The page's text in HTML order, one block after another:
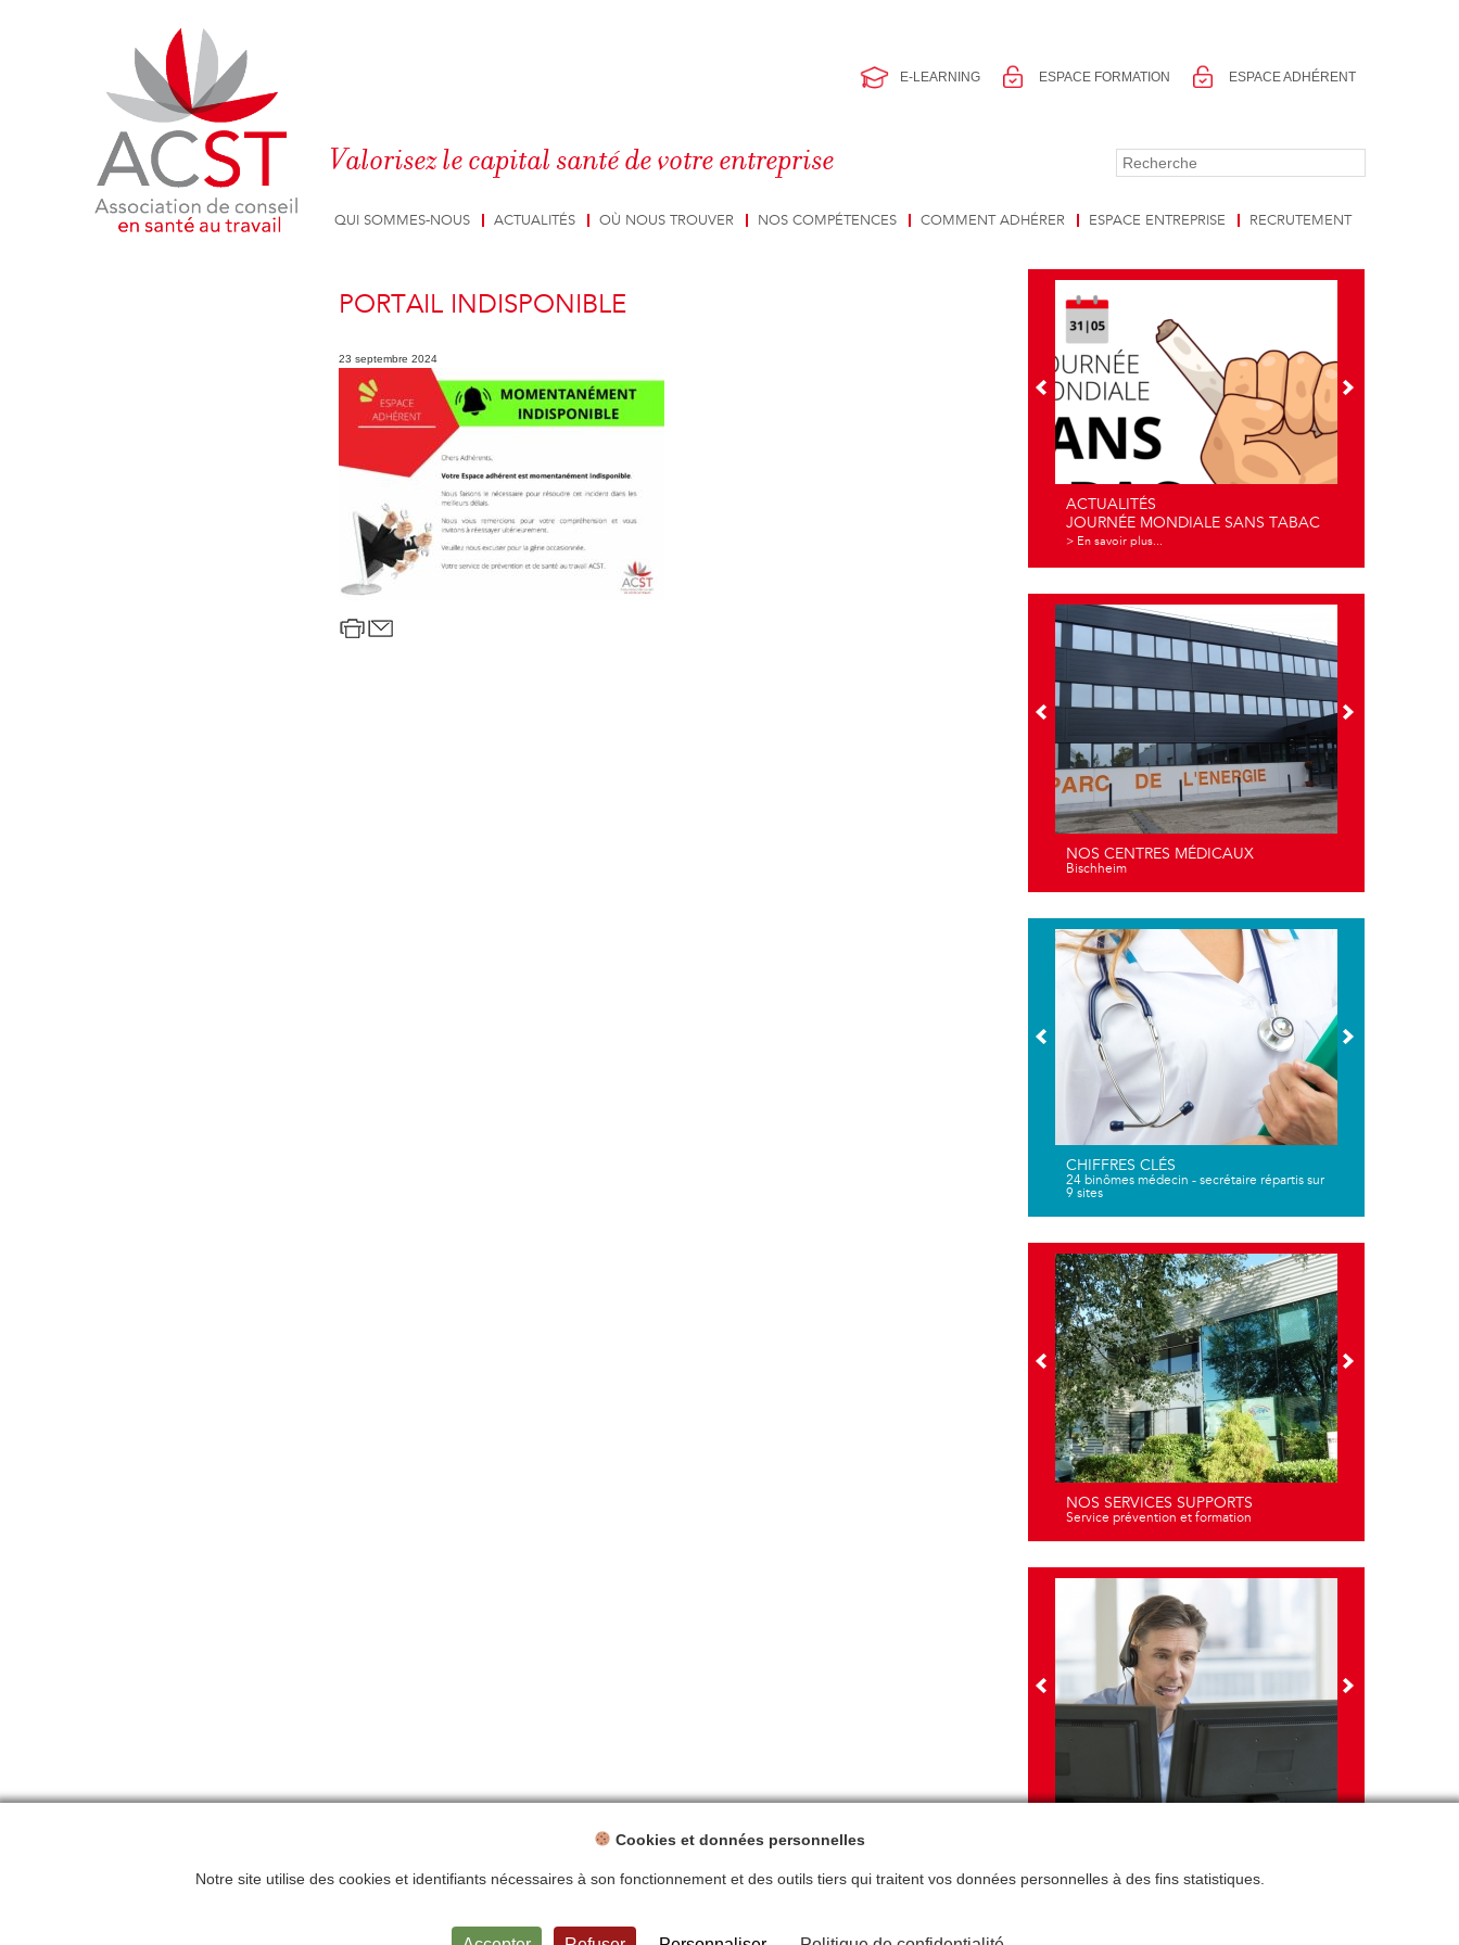
E-LEARNING ESPACE FORMATION ESPACE ADHÉRENT
Valorisez le capital santé de votre entreprise
QUI SOMMES-NOUS ACTUALITÉS OÙ NOUS TROUVER NOS COMPÉTENCES COMMENT ADHÉRER ESPACE ENTREPRISE RECRUTEMENT
PORTAIL INDISPONIBLE
23 septembre 2024
ACTUALITÉS
JOURNÉE MONDIALE SANS TABAC
> En savoir plus...
NOS CENTRES MÉDICAUX
Bischheim
CHIFFRES CLÉS
24 binômes médecin - secrétaire répartis sur
9 sites
NOS SERVICES SUPPORTS
Service prévention et formation
Mentions légales Politique de confidentialité Plan du site Contact
Cookies et données personnelles
Notre site utilise des cookies et identifiants nécessaires à son fonctionnement et des outils tiers qui traitent vos données personnelles à des fins statistiques.